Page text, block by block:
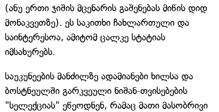
(ანუ ერთი ჯიშის მცენარის გაშენებას მიწის დიდ
მონაკვეთზე). ეს საკითხი ჩახლართული და
საინტერესოა, ამიტომ ცალკე სტატიას
იმსახურებს.
საუკუნეების მანძილზე ადამიანები ხილსა და
ბოსტნეულში გარკვეული ნიშან-თვისებების
"სელექციას" ეწეოდნენ, რამაც მათი მასობრივი